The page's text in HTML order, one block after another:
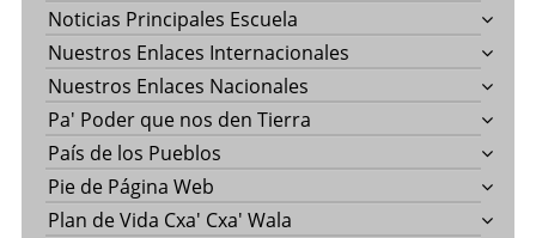
Noticias Principales Escuela
Nuestros Enlaces Internacionales
Nuestros Enlaces Nacionales
Pa' Poder que nos den Tierra
País de los Pueblos
Pie de Página Web
Plan de Vida Cxa' Cxa' Wala